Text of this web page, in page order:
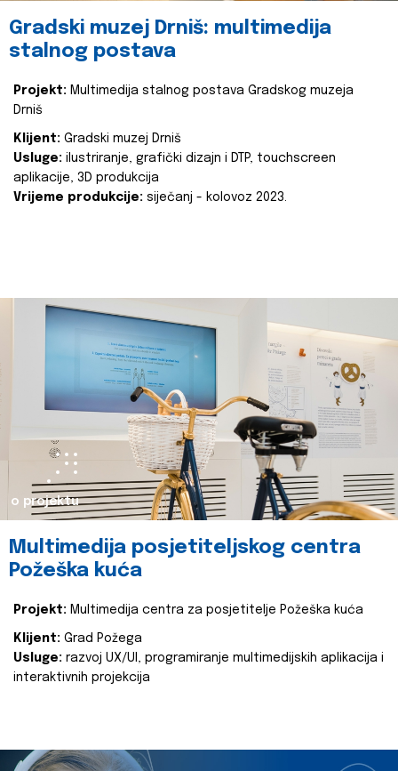
Gradski muzej Drniš: multimedija
stalnog postava
Projekt: Multimedija stalnog postava Gradskog muzeja
Drniš
Klijent: Gradski muzej Drniš
Usluge: ilustriranje, grafički dizajn i DTP, touchscreen
aplikacije, 3D produkcija
Vrijeme produkcije: siječanj - kolovoz 2023.
o projektu
Multimedija posjetiteljskog centra
Požeška kuća
Projekt: Multimedija centra za posjetitelje Požeška kuća
Klijent: Grad Požega
Usluge: razvoj UX/UI, programiranje multimedijskih aplikacija i
interaktivnih projekcija